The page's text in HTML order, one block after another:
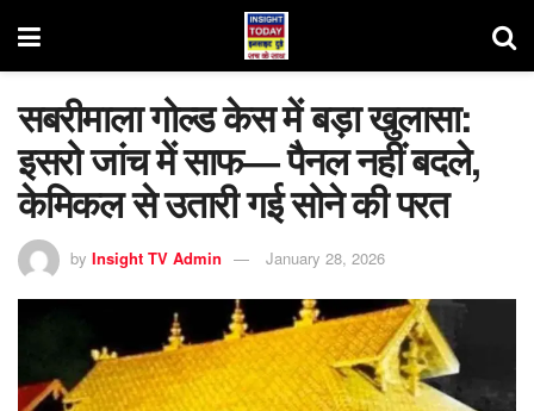
सबरीमाला गोल्ड केस में बड़ा खुलासा:
इसरो जांच में साफ— पैनल नहीं बदले,
केमिकल से उतारी गई सोने की परत
by Insight TV Admin January 28, 2026